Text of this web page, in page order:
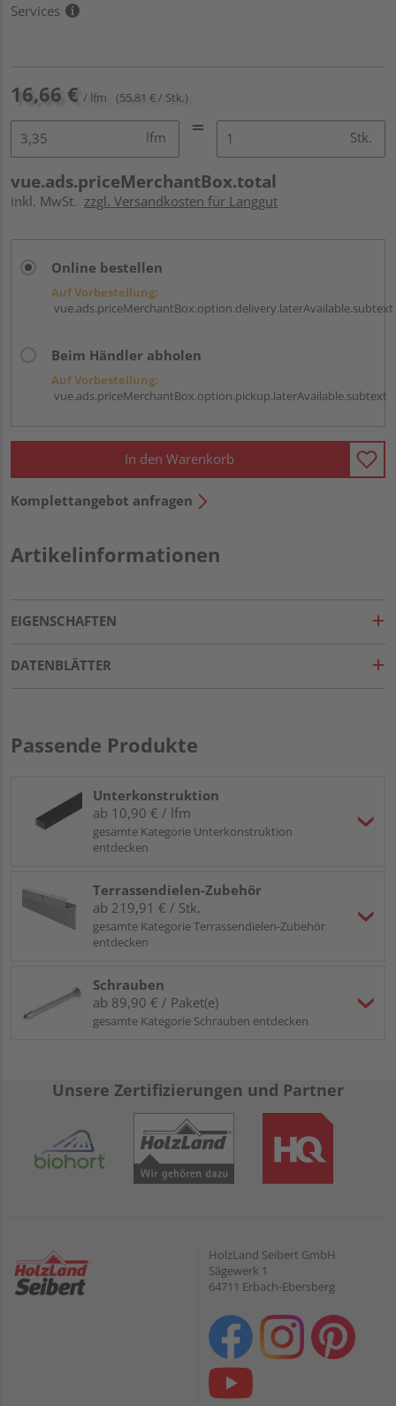
Services
16,66 € / lfm (55,81 € / Stk.)
lfm Stk.
vue.ads.priceMerchantBox.total
inkl. MwSt. zzgl. Versandkosten für Langgut
Online bestellen
Auf Vorbestellung:
vue.ads.priceMerchantBox.option.delivery.laterAvailable.subtext
Beim Händler abholen
Auf Vorbestellung:
vue.ads.priceMerchantBox.option.pickup.laterAvailable.subtext
In den Warenkorb
Komplettangebot anfragen
Artikelinformationen
EIGENSCHAFTEN
DATENBLÄTTER
Passende Produkte
Unterkonstruktion
ab 10,90 € / lfm
gesamte Kategorie Unterkonstruktion
entdecken
Terrassendielen-Zubehör
ab 219,91 € / Stk.
gesamte Kategorie Terrassendielen-Zubehör
entdecken
Schrauben
ab 89,90 € / Paket(e)
gesamte Kategorie Schrauben entdecken
Unsere Zertifizierungen und Partner
HolzLand Seibert GmbH
Sägewerk 1
64711 Erbach-Ebersberg